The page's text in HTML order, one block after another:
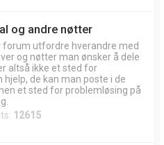
og andre nøtter
forum utfordre hverandre med
og nøtter man ønsker å dele
altså ikke et sted for
hjelp, de kan man poste i de
et sted for problemløsing på
12615